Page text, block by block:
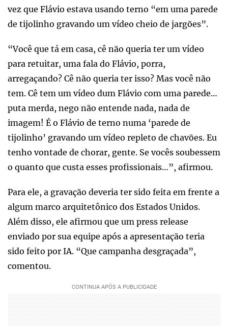
vez que Flávio estava usando terno “em uma parede
de tijolinho gravando um vídeo cheio de jargões”.
“Você que tá em casa, cê não queria ter um vídeo
para retuitar, uma fala do Flávio, porra,
arregaçando? Cê não queria ter isso? Mas você não
tem. Cê tem um vídeo dum Flávio com uma parede…
puta merda, nego não entende nada, nada de
imagem! É o Flávio de terno numa ‘parede de
tijolinho’ gravando um vídeo repleto de chavões. Eu
tenho vontade de chorar, gente. Se vocês soubessem
o quanto que custa esses profissionais…”, afirmou.
Para ele, a gravação deveria ter sido feita em frente a
algum marco arquitetônico dos Estados Unidos.
Além disso, ele afirmou que um press release
enviado por sua equipe após a apresentação teria
sido feito por IA. “Que campanha desgraçada”,
comentou.